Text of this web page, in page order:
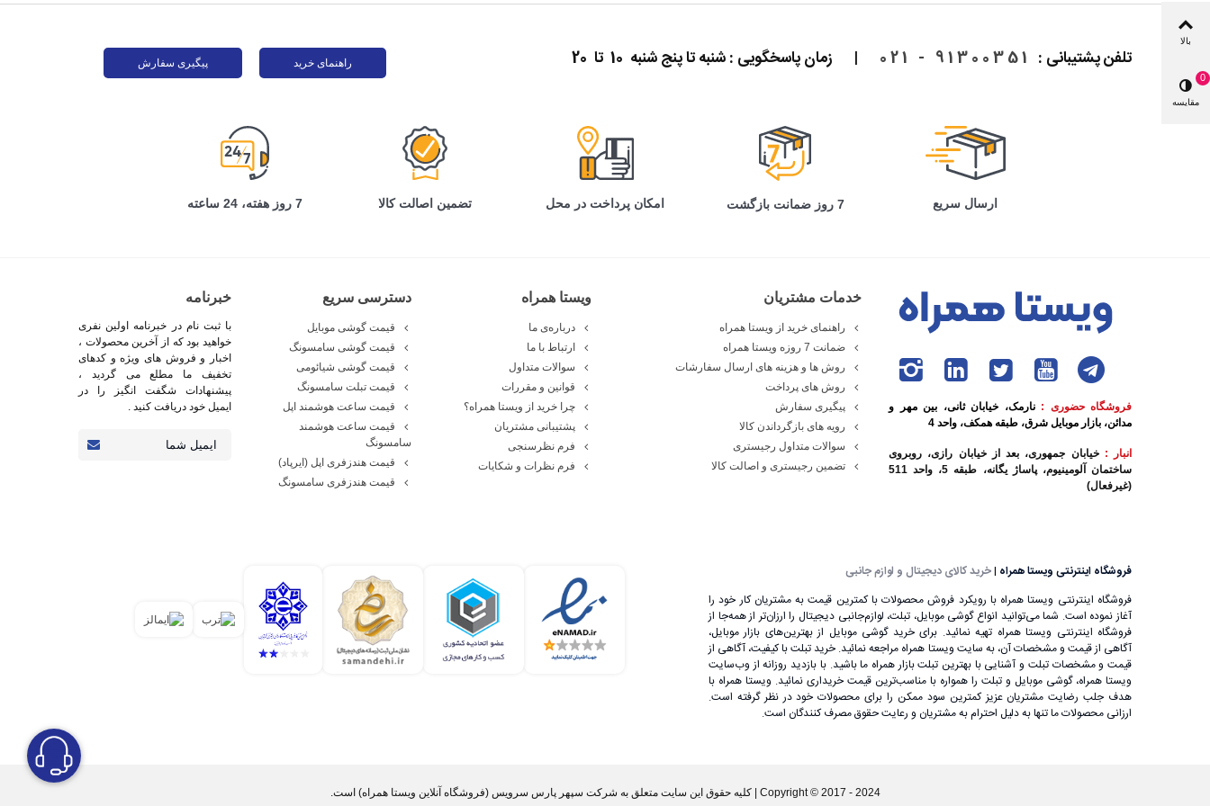
تلفن پشتیبانی : 91300351 - 021
| زمان پاسخگویی : شنبه تا پنج شنبه 10 تا 20 راهنمای خرید پیگیری سفارش
ارسال سریع 7 روز ضمانت بازگشت امکان پرداخت در محل تضمین اصالت کالا 7 روز هفته، 24 ساعته
فروشگاه حضوری : نارمک، خیابان ثانی، بین مهر و
مدائن، بازار موبایل شرق، طبقه همکف، واحد 4
انبار : خیابان جمهوری، بعد از خیابان رازی، روبروی
ساختمان آلومینیوم، پاساژ یگانه، طبقه 5، واحد 511
(غیرفعال)
خدمات مشتریان
راهنمای خرید از ویستا همراه
ضمانت 7 روزه ویستا همراه
روش ها و هزینه های ارسال سفارشات
روش های پرداخت
پیگیری سفارش
رویه های بازگرداندن کالا
سوالات متداول رجیستری
تضمین رجیستری و اصالت کالا
ویستا همراه
درباره‌ی ما
ارتباط با ما
سوالات متداول
قوانین و مقررات
چرا خرید از ویستا همراه؟
پشتیبانی مشتریان
فرم نظرسنجی
فرم نظرات و شکایات
دسترسی سریع
قیمت گوشی موبایل
قیمت گوشی سامسونگ
قیمت گوشی شیائومی
قیمت تبلت سامسونگ
قیمت ساعت هوشمند اپل
قیمت ساعت هوشمند
سامسونگ
قیمت هندزفری اپل (ایرپاد)
قیمت هندزفری سامسونگ
خبرنامه
با ثبت نام در خبرنامه اولین نفری
خواهید بود که از آخرین محصولات ،
اخبار و فروش های ویژه و کدهای
تخفیف ما مطلع می گردید ،
پیشنهادات شگفت انگیز را در
ایمیل خود دریافت کنید .
فروشگاه اینترنتی ویستا همراه |خرید کالای دیجیتال و لوازم جانبی
فروشگاه اینترنتی ویستا همراه با رویکرد فروش محصولات با کمترین قیمت به مشتریان کار خود را
آغاز نموده است. شما می‌توانید انواع گوشی موبایل، تبلت، لوازم‌جانبی دیجیتال را ارزان‌تر از همه‌جا از
فروشگاه اینترنتی ویستا همراه تهیه نمائید. برای خرید گوشی موبایل از بهترین‌های بازار موبایل،
آگاهی از قیمت و مشخصات آن، به ‌سایت ویستا همراه مراجعه نمائید. خرید تبلت با کیفیت، آگاهی از
قیمت و مشخصات تبلت و آشنایی با بهترین تبلت بازار همراه ما باشید. با بازدید روزانه از وب‌سایت
ویستا همراه، گوشی موبایل و تبلت را همواره با مناسب‌ترین قیمت خریداری نمائید. ویستا همراه با
هدف جلب رضایت مشتریان عزیز کمترین سود ممکن را برای محصولات خود در نظر گرفته است.
ارزانی محصولات ما تنها به دلیل احترام به مشتریان و رعایت حقوق مصرف کنندگان است.
Copyright © 2017 - 2024 | کليه حقوق اين سايت متعلق به شرکت سپهر پارس سرویس (فروشگاه آنلاین ویستا همراه) است.
بالا
مقایسه
0